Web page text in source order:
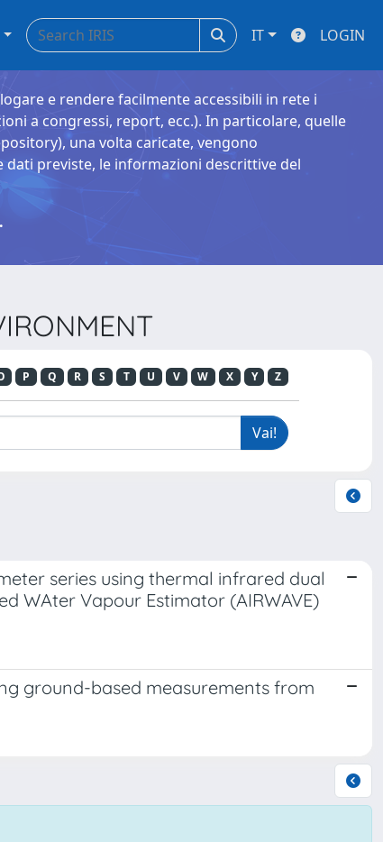
IT LOGIN
e rendere facilmente accessibili in rete i
a congressi, report, ecc.). In particolare, quelle
una volta caricate, vengono
previste, le informazioni descrittive del
P Q R S T U V W X Y Z
series using thermal infrared dual
WAter Vapour Estimator (AIRWAVE)
ground-based measurements from